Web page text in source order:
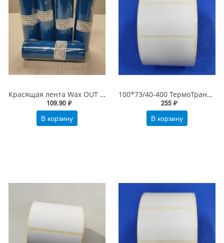
Красящая лента Wax OUT 110х74х1/2" Standard Черный
109.90 ₽
В корзину
100*73/40-400 ТермоТрансферные этикетки ПолуГлянец (100х73 этикетки)
255 ₽
В корзину